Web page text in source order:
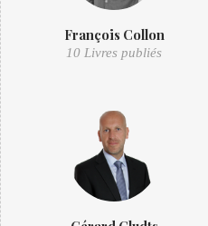
François Collon
10 Livres publiés